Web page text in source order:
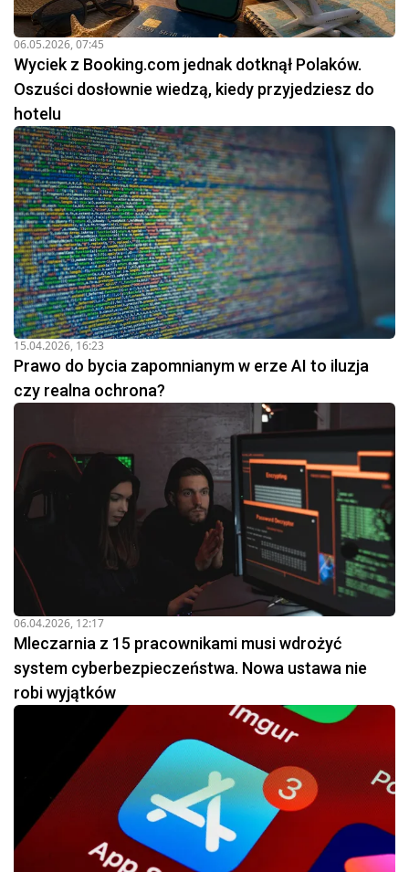
06.05.2026, 07:45
Wyciek z Booking.com jednak dotknął Polaków.
Oszuści dosłownie wiedzą, kiedy przyjedziesz do
hotelu
15.04.2026, 16:23
Prawo do bycia zapomnianym w erze AI to iluzja
czy realna ochrona?
06.04.2026, 12:17
Mleczarnia z 15 pracownikami musi wdrożyć
system cyberbezpieczeństwa. Nowa ustawa nie
robi wyjątków